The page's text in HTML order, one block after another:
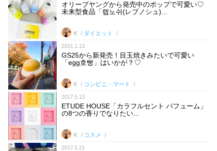
オリーブヤングから発売中のポップで可愛い♡
未来型食品「랩노쉬(レブノシュ)...
K ダイエット
2021.1.13
GS25から新発売！目玉焼きみたいで可愛い
「egg호빵」はいかが？♡
K コンビニ・マート
2017.5.13
ETUDE HOUSE「カラフルセント パフューム」
の8つの香りでなりたい...
K コスメ
2017.5.21